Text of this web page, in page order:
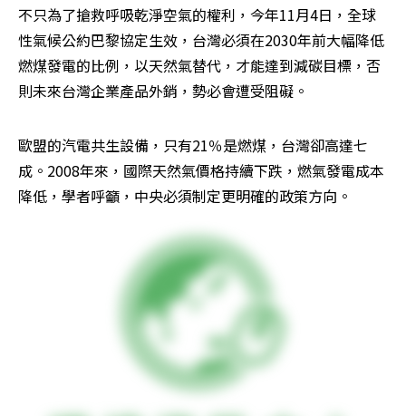
不只為了搶救呼吸乾淨空氣的權利，今年11月4日，全球
性氣候公約巴黎協定生效，台灣必須在2030年前大幅降低
燃煤發電的比例，以天然氣替代，才能達到減碳目標，否
則未來台灣企業產品外銷，勢必會遭受阻礙。
歐盟的汽電共生設備，只有21％是燃煤，台灣卻高達七
成。2008年來，國際天然氣價格持續下跌，燃氣發電成本
降低，學者呼籲，中央必須制定更明確的政策方向。